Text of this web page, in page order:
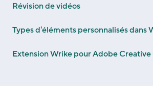
Révision de vidéos
Types d'éléments personnalisés dans
Extension Wrike pour Adobe Creative